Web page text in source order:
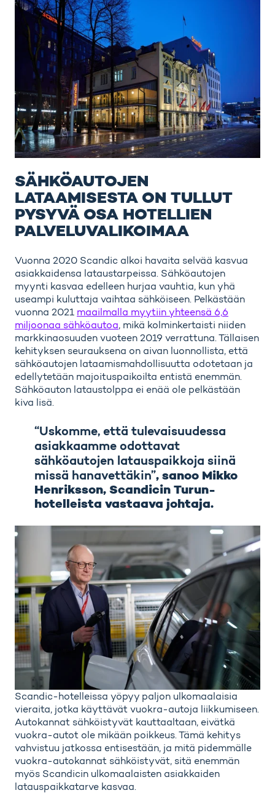
SÄHKÖAUTOJEN
LATAAMISESTA ON TULLUT
PYSYVÄ OSA HOTELLIEN
PALVELUVALIKOIMAA
Vuonna 2020 Scandic alkoi havaita selvää kasvua
asiakkaidensa lataustarpeissa. Sähköautojen
myynti kasvaa edelleen hurjaa vauhtia, kun yhä
useampi kuluttaja vaihtaa sähköiseen. Pelkästään
vuonna 2021 maailmalla myytiin yhteensä 6,6
miljoonaa sähköautoa, mikä kolminkertaisti niiden
markkinaosuuden vuoteen 2019 verrattuna. Tällaisen
kehityksen seurauksena on aivan luonnollista, että
sähköautojen lataamismahdollisuutta odotetaan ja
edellytetään majoituspaikoilta entistä enemmän.
Sähköauton lataustolppa ei enää ole pelkästään
kiva lisä.
“Uskomme, että tulevaisuudessa
asiakkaamme odottavat
sähköautojen latauspaikkoja siinä
missä hanavettäkin”, sanoo Mikko
Henriksson, Scandicin Turun-
hotelleista vastaava johtaja.
Scandic-hotelleissa yöpyy paljon ulkomaalaisia
vieraita, jotka käyttävät vuokra-autoja liikkumiseen.
Autokannat sähköistyvät kauttaaltaan, eivätkä
vuokra-autot ole mikään poikkeus. Tämä kehitys
vahvistuu jatkossa entisestään, ja mitä pidemmälle
vuokra-autokannat sähköistyvät, sitä enemmän
myös Scandicin ulkomaalaisten asiakkaiden
latauspaikkatarve kasvaa.